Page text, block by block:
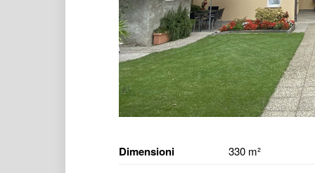
Dimensioni 330 m²